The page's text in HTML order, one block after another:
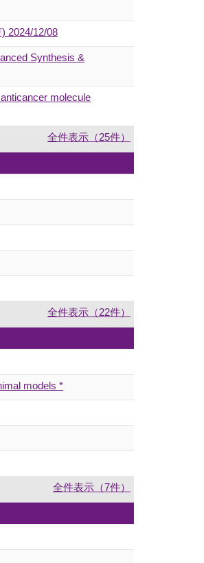
2024/12/08
Synthesis &
molecule
全件表示（25件）
全件表示（22件）
models *
全件表示（7件）